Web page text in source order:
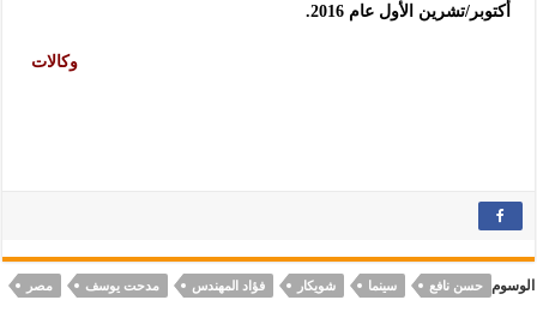
أكتوبر/تشرين الأول عام 2016.
وكالات
الوسوم حسن نافع سينما شويكار فؤاد المهندس مدحت يوسف مصر